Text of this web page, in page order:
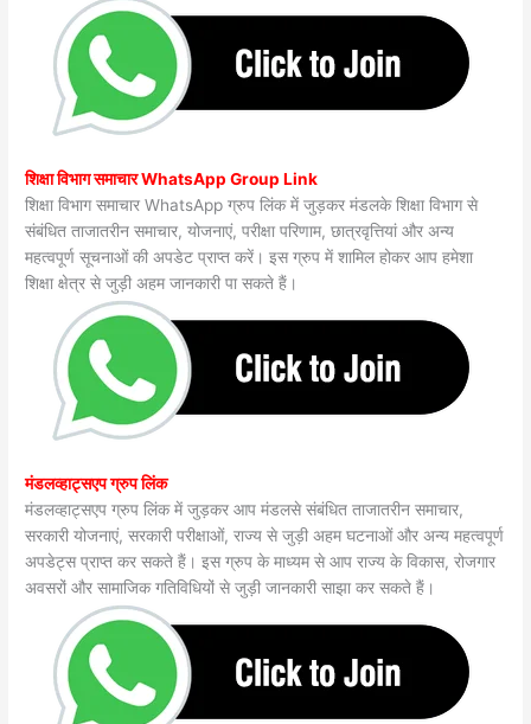
शिक्षा विभाग समाचार WhatsApp Group Link
शिक्षा विभाग समाचार WhatsApp ग्रुप लिंक में जुड़कर मंडलके शिक्षा विभाग से
संबंधित ताजातरीन समाचार, योजनाएं, परीक्षा परिणाम, छात्रवृत्तियां और अन्य
महत्वपूर्ण सूचनाओं की अपडेट प्राप्त करें। इस ग्रुप में शामिल होकर आप हमेशा
शिक्षा क्षेत्र से जुड़ी अहम जानकारी पा सकते हैं।
मंडलव्हाट्सएप ग्रुप लिंक
मंडलव्हाट्सएप ग्रुप लिंक में जुड़कर आप मंडलसे संबंधित ताजातरीन समाचार,
सरकारी योजनाएं, सरकारी परीक्षाओं, राज्य से जुड़ी अहम घटनाओं और अन्य महत्वपूर्ण
अपडेट्स प्राप्त कर सकते हैं। इस ग्रुप के माध्यम से आप राज्य के विकास, रोजगार
अवसरों और सामाजिक गतिविधियों से जुड़ी जानकारी साझा कर सकते हैं।